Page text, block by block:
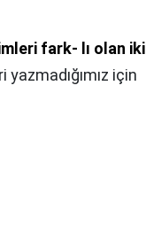
fark- lı olan iki
için